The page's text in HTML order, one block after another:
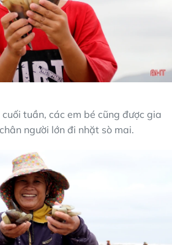
tuần, các em bé cũng được gia
người lớn đi nhặt sò mai.